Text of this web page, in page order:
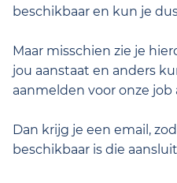
beschikbaar en kun je
Maar misschien zie je
jou aanstaat en anders
aanmelden voor onze job
Dan krijg je een email,
beschikbaar is die